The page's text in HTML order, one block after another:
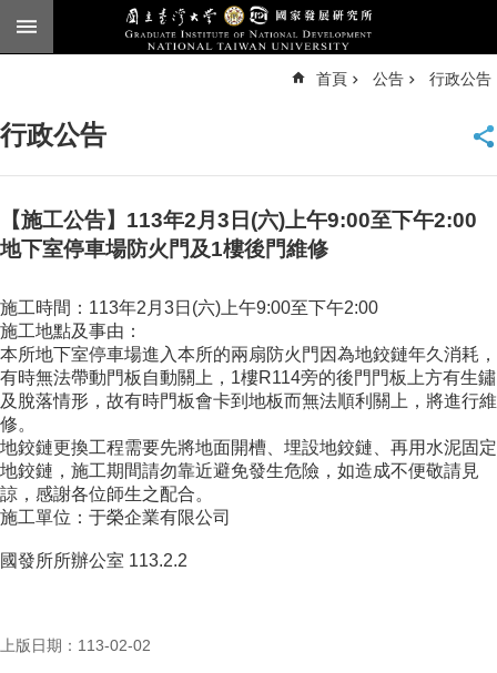
跳到主要內容區塊
臺
頁
English
告
本
所
簡
本
所
成
首頁 公告 行政公告
行政公告
【施工公告】113年2月3日(六)上午9:00至下午2:00
地下室停車場防火門及1樓後門維修
施工時間：113年2月3日(六)上午9:00至下午2:00
施工地點及事由：
本所地下室停車場進入本所的兩扇防火門因為地鉸鏈年久消耗，
有時無法帶動門板自動關上，1樓R114旁的後門門板上方有生鏽
及脫落情形，故有時門板會卡到地板而無法順利關上，將進行維
修。
地鉸鏈更換工程需要先將地面開槽、埋設地鉸鏈、再用水泥固定
地鉸鏈，施工期間請勿靠近避免發生危險，如造成不便敬請見
諒，感謝各位師生之配合。
施工單位：于榮企業有限公司
國發所所辦公室 113.2.2
上版日期：113-02-02